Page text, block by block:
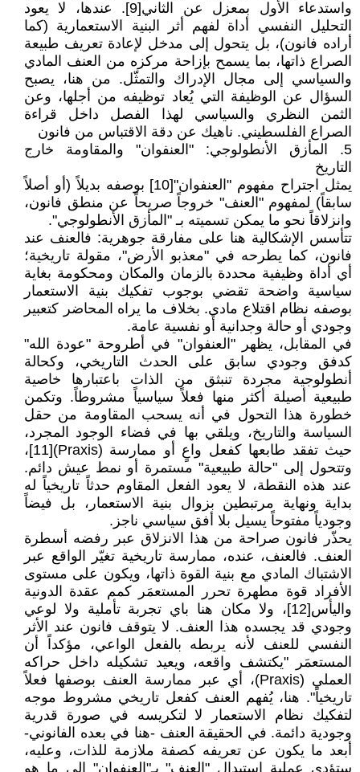
واستدعاء الأول بمعزل عن الثاني[9]. عندها، لا يعود
التحليل النفسي أداة لفهم أثر البنية الاستعمارية (كما
أراده فانون)، بل يتحول إلى مدخل لإعادة تعريف طبيعة
الصراع ذاتها، بما يسمح بإزاحة مركزه من العنف المادي
والسياسي إلى مجال الإدراك والتمثّل. من هنا، يصبح
السؤال عن الوظيفة التي يُعاد توظيفه من أجلها، وعن
الثمن النظري والسياسي لهذا الفصل داخل قراءة
الصراع الفلسطيني. ناهيك عن دقة الاقتباس من فانون
5. المأزق الأنطولوجي: "العنفوان" والمقاومة خارج
التاريخ
يمثل اجتراح مفهوم "العنفوان"[10] بوصفه بديلاً (أو أصلاً
سابقاً) لمفهوم "العنف" خروجاً صريحاً عن منطق فانون،
وانزلاقاً نحو ما يمكن تسميته بـ "المأزق الأنطولوجي".
تتأسس الإشكالية هنا على مفارقة جوهرية: فالعنف عند
فانون، كما يطرحه في "معذبو الأرض"، مقولة تاريخية؛
أي أداة وظيفية محددة بالزمان والمكان ومحكومة بغاية
سياسية واضحة تقضي بوجوب تفكيك بنية الاستعمار
بوصفه نظام اقتلاع مادي. بخلاف ما يراه المحاضر كتعبير
وجودي أو حالة وجدانية أو نفسية عامة.
في المقابل، يظهر "العنفوان" في أطروحة "عودة الله"
كدفق وجودي سابق على الحدث التاريخي، وكحالة
أنطولوجية مجردة تنبثق من الذات باعتبارها خاصية
طبيعية أصيلة أكثر منها فعلاً سياسياً مشروطاً. وتكمن
خطورة هذا التحول في أنه يسحب المقاومة من حقل
السياسة والتاريخ، ويلقي بها في فضاء الوجود المجرد،
حيث تفقد طابعها كفعل واعٍ أو ممارسة (Praxis)[11]،
وتتحول إلى "حالة طبيعية" مستمرة أو نمط عيش دائم.
عند هذه النقطة، لا يعود الفعل المقاوم حدثاً تاريخياً له
بداية ونهاية مرتبطين بزوال بنية الاستعمار، بل فيضاً
وجودياً مفتوحاً يسيل بلا أفق سياسي ناجز.
يحذّر فانون صراحة من هذا الانزلاق عبر رفضه أسطرة
العنف. فالعنف، عنده، ممارسة تاريخية تغيّر الواقع عبر
الاشتباك المادي مع بنية القوة ذاتها، ويكون على مستوى
الأفراد قوة مطهرة تحرر المستعمَر كمم عقدة الدونية
واليأس[12]، ولا مكان هنا باي تجربة تأملية ولا لوعي
وجودي قد يجسده هذا العنف. لا يتوقف فانون عند الأثر
النفسي للعنف لأنه يربطه بالفعل الواعي، مؤكداً أن
المستعمَر "يكتشف واقعه، ويعيد تشكيله داخل حراكه
العملي (Praxis)، أي عبر ممارسة العنف بوصفها فعلاً
تاريخياً". هنا، يُفهم العنف كفعل تاريخي مشروط موجه
لتفكيك نظام الاستعمار لا لتكريسه في صورة قدرية
وجودية دائمة. في الحقيقة العنف -هنا في بعده الفانوني-
أبعد ما يكون عن تعريفه كصفة ملازمة للذات، وعليه،
ستؤدي عملية استبدال "العنف" بـ"العنفوان" إلى ما هو